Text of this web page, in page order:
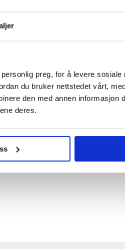
preg, for å levere
du bruker nettstedet vårt,
den med annen informasjon
deres.
I vår har denne
kamp. Taper vi den
og ikke minst
for alle de andre som er
på barrikadene, avsluttet
Adolfsen og Aleris-
leder Mette Nord